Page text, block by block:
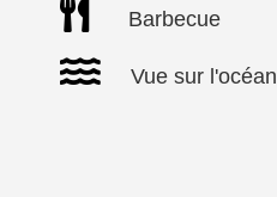
 Barbecue
 Vue sur l'océan